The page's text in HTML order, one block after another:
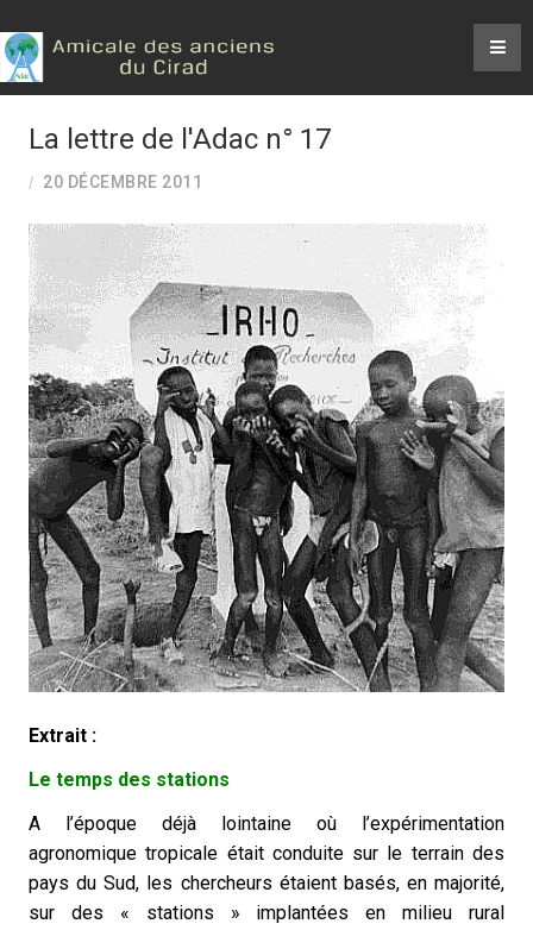
La lettre de l'Adac n° 17
20 DÉCEMBRE 2011
Extrait :
Le temps des stations
A l’époque déjà lointaine où l’expérimentation
agronomique tropicale était conduite sur le terrain des
pays du Sud, les chercheurs étaient basés, en majorité,
sur des « stations » implantées en milieu rural